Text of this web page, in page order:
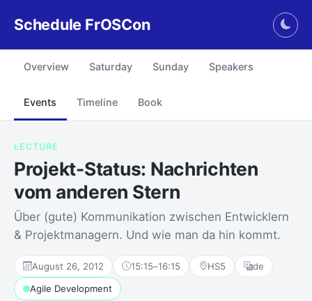
Schedule FrOSCon
Overview Saturday Sunday Speakers
Events Timeline Book
LECTURE
Projekt-Status: Nachrichten
vom anderen Stern
Über (gute) Kommunikation zwischen Entwicklern
& Projektmanagern. Und wie man da hin kommt.
August 26, 2012 15:15–16:15 HS5 de
Agile Development